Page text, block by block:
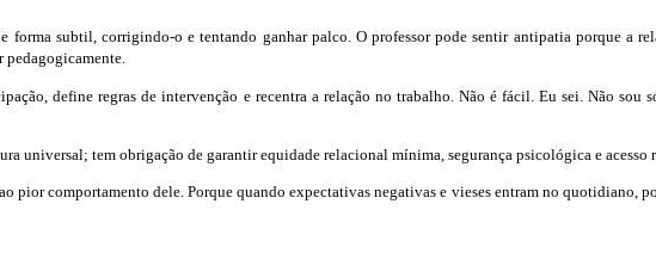
subtil, corrigindo-o e tentando ganhar palco. O professor pode sentir antipatia porque a
pedagogicamente.
define regras de intervenção e recentra a relação no trabalho. Não é fácil. Eu sei. Não sou
universal; tem obrigação de garantir equidade relacional mínima, segurança psicológica e acesso
pior comportamento dele. Porque quando expectativas negativas e vieses entram no quotidiano,